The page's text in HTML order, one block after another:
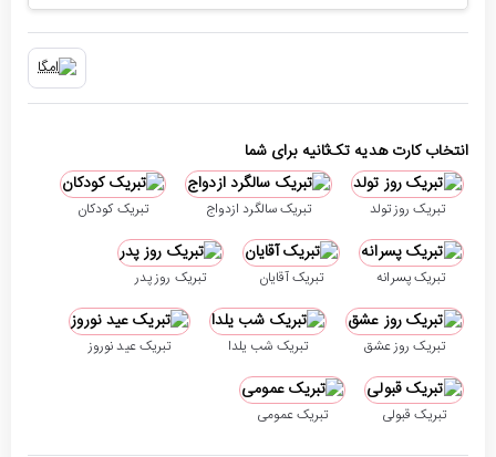
انتخاب کارت هدیه تک‌ثانیه برای شما
تبریک روز تولد تبریک سالگرد ازدواج تبریک کودکان
تبریک پسرانه تبریک آقایان تبریک روز پدر
تبریک روز عشق تبریک شب یلدا تبریک عید نوروز
تبریک قبولی تبریک عمومی